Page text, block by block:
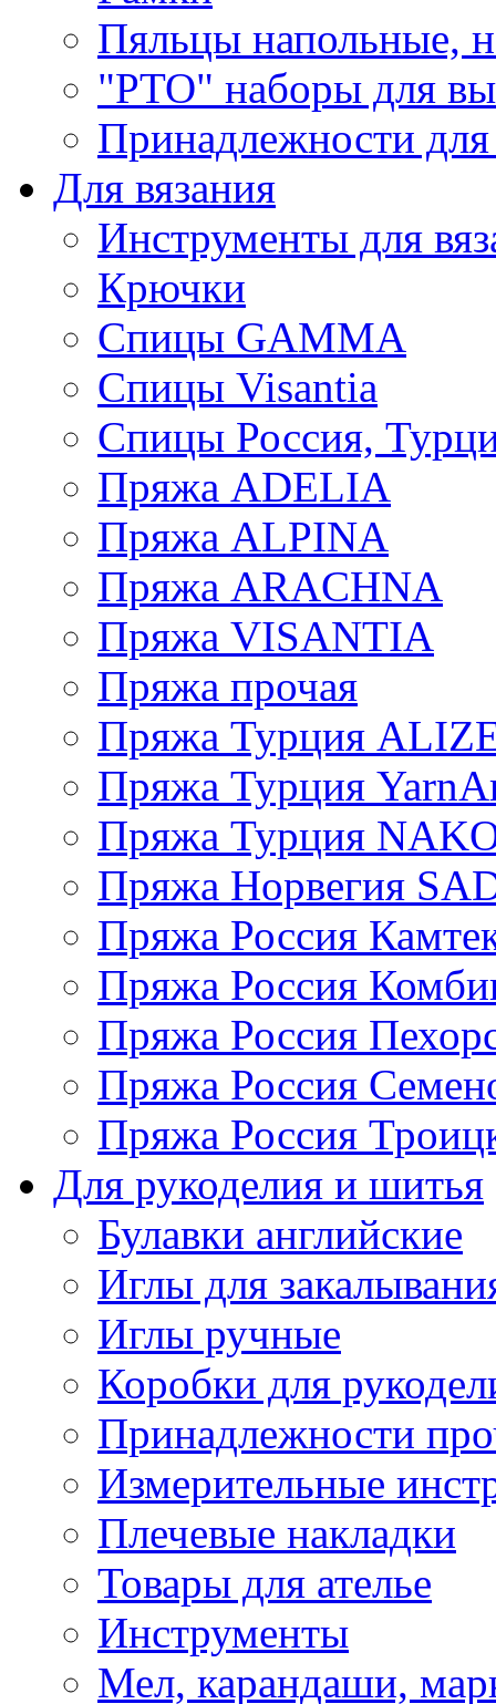
Пяльцы напольные,
"РТО" наборы для
Принадлежности
Для вязания
Инструменты для
Крючки
Спицы GAMMA
Спицы Visantia
Спицы Россия,
Пряжа ADELIA
Пряжа ALPINA
Пряжа ARACHNA
Пряжа VISANTIA
Пряжа прочая
Пряжа Турция
Пряжа Турция
Пряжа Турция
Пряжа Норвегия
Пряжа Россия
Пряжа Россия
Пряжа Россия
Пряжа Россия
Пряжа Россия
Для рукоделия и шитья
Булавки английские
Иглы для
Иглы ручные
Коробки для
Принадлежности
Измерительные
Плечевые накладки
Товары для ателье
Инструменты
Мел, карандаши,